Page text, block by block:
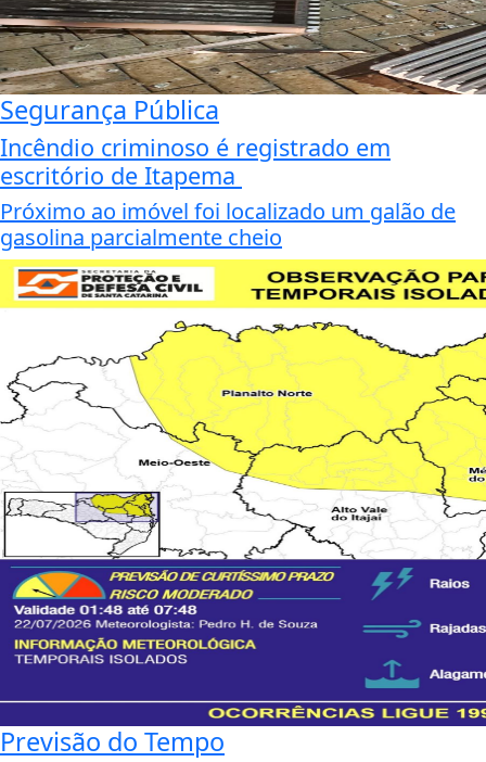
Segurança Pública
Incêndio criminoso é registrado em
escritório de Itapema
Próximo ao imóvel foi localizado um galão de
gasolina parcialmente cheio
Previsão do Tempo